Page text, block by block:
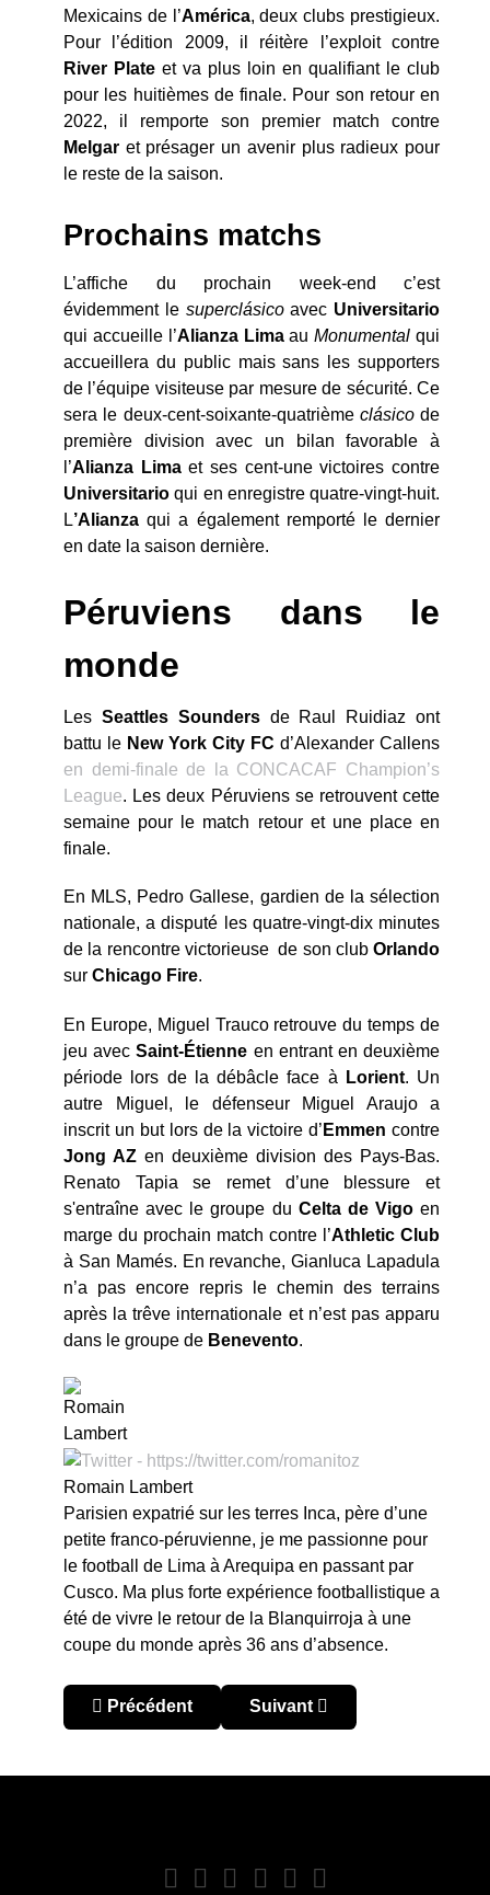
Mexicains de l’América, deux clubs prestigieux.
Pour l’édition 2009, il réitère l’exploit contre
River Plate et va plus loin en qualifiant le club
pour les huitièmes de finale. Pour son retour en
2022, il remporte son premier match contre
Melgar et présager un avenir plus radieux pour
le reste de la saison.
Prochains matchs
L’affiche du prochain week-end c’est
évidemment le superclásicoavec Universitario
qui accueille l’Alianza LimaauMonumental qui
accueillera du public mais sans les supporters
de l’équipe visiteuse par mesure de sécurité. Ce
sera le deux-cent-soixante-quatrième clásicode
première division avec un bilan favorable à
l’Alianza Limaet ses cent-une victoires contre
Universitarioqui en enregistre quatre-vingt-huit.
L’Alianza qui a également remporté le dernier
en date la saison dernière.
Péruviens dans le
monde
Les Seattles Soundersde Raul Ruidiaz ont
battu le New York City FC d’Alexander Callens
en demi-finale de la CONCACAF Champion’s
League. Les deux Péruviens se retrouvent cette
semaine pour le match retour et une place en
finale.
En MLS, Pedro Gallese, gardien de la sélection
nationale, a disputé les quatre-vingt-dix minutes
de la rencontre victorieuse de son club Orlando
sur Chicago Fire.
En Europe, Miguel Trauco retrouve du temps de
jeu avecSaint-Étienne en entrant en deuxième
période lors de la débâcle face à
Lorient. Un
autre Miguel, le défenseur Miguel Araujo a
inscrit un but lors de la victoire d’ Emmen contre
Jong AZ en deuxième division des Pays-Bas.
Renato Tapia se remet d’une blessure et
s'entraîne avec le groupe du Celta de Vigoen
marge du prochain match contre l’Athletic Club
à San Mamés. En revanche, Gianluca Lapadula
n’a pas encore repris le chemin des terrains
après la trêve internationale et n’est pas apparu
dans le groupe de Benevento.
Romain Lambert
Parisien expatrié sur les terres Inca, père d’une
petite franco-péruvienne, je me passionne pour
le football de Lima à Arequipa en passant par
Cusco. Ma plus forte expérience footballistique a
été de vivre le retour de la Blanquirroja à une
coupe du monde après 36 ans d’absence.
Article précédent : Pérou – Ceviche de gol #17:
Précédent Article suivant : Pérou –
Suivant